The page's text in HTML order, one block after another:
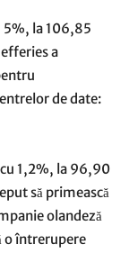
5%, la 106,85
a
de date:
1,2%, la 96,90
să primească
olandeză
o întrerupere